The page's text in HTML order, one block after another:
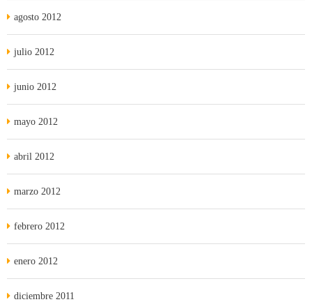
agosto 2012
julio 2012
junio 2012
mayo 2012
abril 2012
marzo 2012
febrero 2012
enero 2012
diciembre 2011